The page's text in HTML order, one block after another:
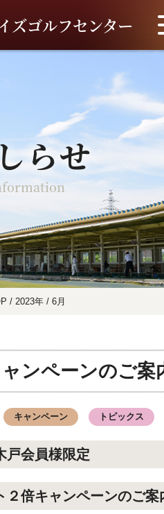
ズゴルフセンター
らせ
/ 2023年 / 6月
ンペーンのご案
キャンペーン トピックス
戸会員様限定
２倍キャンペーンのご案